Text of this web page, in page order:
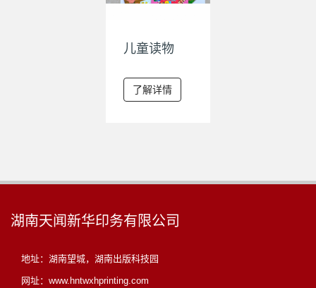
儿童读物
了解详情
湖南天闻新华印务有限公司
地址：湖南望城，湖南出版科技园
网址：www.hntwxhprinting.com